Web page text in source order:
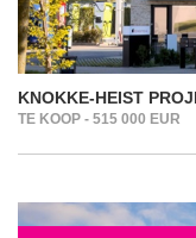
KNOKKE-HEIST
TE KOOP - 515 000 EUR